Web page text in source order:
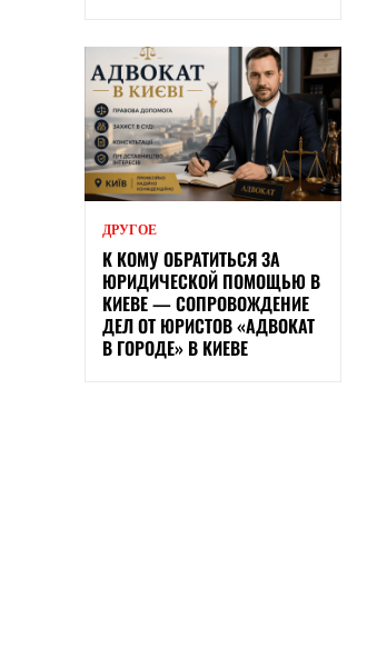
ДРУГОЕ
К КОМУ ОБРАТИТЬСЯ ЗА
ЮРИДИЧЕСКОЙ ПОМОЩЬЮ В
КИЕВЕ — СОПРОВОЖДЕНИЕ
ДЕЛ ОТ ЮРИСТОВ «АДВОКАТ
В ГОРОДЕ» В КИЕВЕ